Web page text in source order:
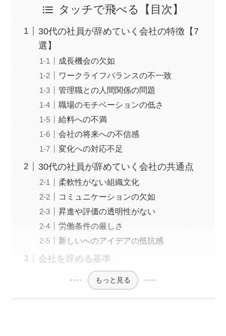
タッチで飛べる【目次】
30代の社員が辞めていく会社の特徴【7
選】
成長機会の欠如
ワークライフバランスの不一致
管理職との人間関係の問題
職場のモチベーションの低さ
給料への不満
会社の将来への不信感
変化への対応不足
30代の社員が辞めていく会社の共通点
柔軟性がない組織文化
コミュニケーションの欠如
昇進や評価の透明性がない
労働条件の厳しさ
新しいへのアイデアの抵抗感
会社を辞める基準
もっと見る